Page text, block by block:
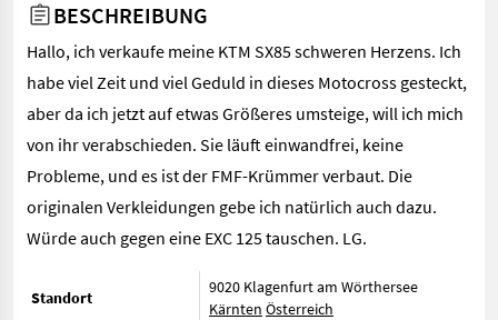
BESCHREIBUNG
Hallo, ich verkaufe meine KTM SX85 schweren Herzens. Ich
habe viel Zeit und viel Geduld in dieses Motocross gesteckt,
aber da ich jetzt auf etwas Größeres umsteige, will ich mich
von ihr verabschieden. Sie läuft einwandfrei, keine
Probleme, und es ist der FMF-Krümmer verbaut. Die
originalen Verkleidungen gebe ich natürlich auch dazu.
Würde auch gegen eine EXC 125 tauschen. LG.
Standort
9020 Klagenfurt am Wörthersee
Kärnten Österreich